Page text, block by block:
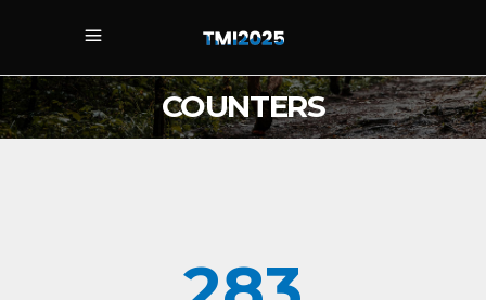
COUNTERS